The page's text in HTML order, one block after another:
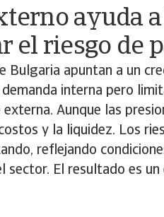
ayuda a
el riesgo de
Bulgaria apuntan a un
interna pero
Aunque las
y la liquidez. Los
reflejando
sector. El resultado es